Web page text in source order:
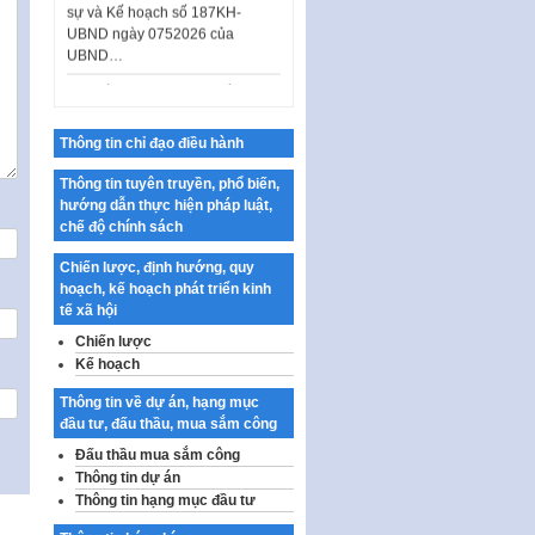
UBND ngày 0752026 của
UBND…
Kế hoạch Tổ chức Cuộc thi
chính luận về bảo vệ nền tảng tư
tưởng của Đảng…
Công bố công khai dự toán kinh
phí xây dựng pháp luật, hoàn
thiện thể chế, chính…
Quy định về nghiên cứu, ứng
dụng khoa học, công nghệ, đổi
mới sáng tạo và chuyển…
Quy định chi tiết và hướng dẫn
thi hành một số điều của Luật Lý
lịch tư…
Sửa đổi, bổ sung một số nội
dung tại Nghị quyết số 30/NQ-
CP ngày 24 tháng 02…
Thông tin chỉ đạo điều hành
Thông tin tuyên truyền, phổ biến,
hướng dẫn thực hiện pháp luật,
chế độ chính sách
Chiến lược, định hướng, quy
hoạch, kế hoạch phát triển kinh
tế xã hội
Chiến lược
Kế hoạch
Thông tin về dự án, hạng mục
đầu tư, đấu thầu, mua sắm công
Đấu thầu mua sắm công
Thông tin dự án
Thông tin hạng mục đầu tư